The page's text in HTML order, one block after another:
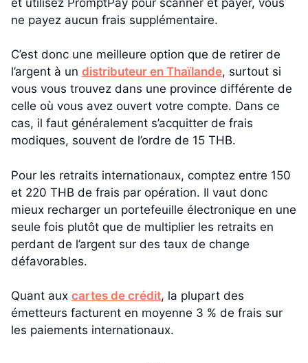
ne payez aucun frais supplémentaire.
C’est donc une meilleure option que de retirer de
l’argent à un distributeur en Thaïlande, surtout si
vous vous trouvez dans une province différente de
celle où vous avez ouvert votre compte. Dans ce
cas, il faut généralement s’acquitter de frais
modiques, souvent de l’ordre de 15 THB.
Pour les retraits internationaux, comptez entre 150
et 220 THB de frais par opération. Il vaut donc
mieux recharger un portefeuille électronique en une
seule fois plutôt que de multiplier les retraits en
perdant de l’argent sur des taux de change
défavorables.
Quant aux cartes de crédit, la plupart des
émetteurs facturent en moyenne 3 % de frais sur
les paiements internationaux.